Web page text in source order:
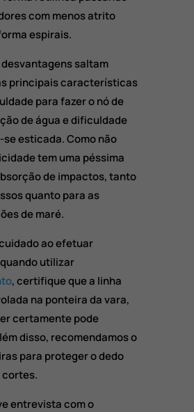
com menos atrito
espirais.
desvantagens saltam
principais características
para fazer o nó de
de água e dificuldade
esticada. Como não
tem uma péssima
de impactos, tanto
quanto para as
de maré.
ao efetuar
utilizar
, certifique que a linha
na ponteira da vara,
certamente pode
disso, recomendamos o
para proteger o dedo
cortes.
entrevista com o